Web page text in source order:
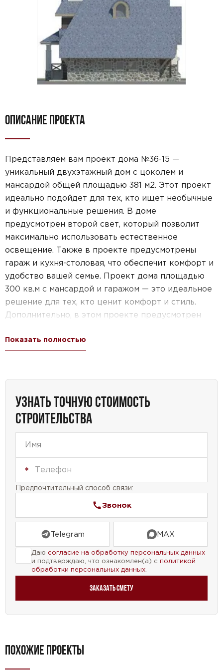
ОПИСАНИЕ ПРОЕКТА
Представляем вам проект дома №36-15 —
уникальный двухэтажный дом с цоколем и
мансардой общей площадью 381 м2. Этот проект
идеально подойдет для тех, кто ищет необычные
и функциональные решения. В доме
предусмотрен второй свет, который позволит
максимально использовать естественное
освещение. Также в проекте предусмотрены
гараж и кухня-столовая, что обеспечит комфорт и
удобство вашей семье. Проект дома площадью
300 кв.м с мансардой и гаражом — это идеальное
решение для тех, кто ценит комфорт и стиль.
Дополнительно, в этом проекте предусмотрен
дополнительное пространство для вашей семьи.
Ваш новый дом будет являться идеальным
удобства.
Показать полностью
УЗНАТЬ ТОЧНУЮ СТОИМОСТЬ
СТРОИТЕЛЬСТВА
Предпочтительный способ связи:
Звонок
Telegram MAX
Даю согласие на обработку персональных данных
и подтверждаю, что ознакомлен(а) с политикой
обработки персональных данных
Заказать смету
ПОХОЖИЕ ПРОЕКТЫ